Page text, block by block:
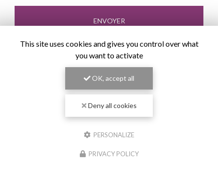
This site uses cookies and gives you control over what
you want to activate
OK, accept all
Deny all cookies
PERSONALIZE
PRIVACY POLICY